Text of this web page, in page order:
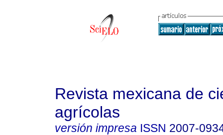
Revista mexicana de
agrícolas
versión impresa ISSN 2007-